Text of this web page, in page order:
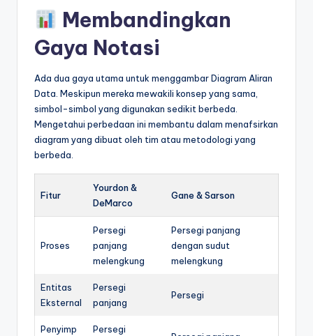
Membandingkan
Gaya Notasi
Ada dua gaya utama untuk menggambar Diagram Aliran
Data. Meskipun mereka mewakili konsep yang sama,
simbol-simbol yang digunakan sedikit berbeda.
Mengetahui perbedaan ini membantu dalam menafsirkan
diagram yang dibuat oleh tim atau metodologi yang
berbeda.
Fitur
Yourdon &
DeMarco
Gane & Sarson
Proses
Persegi
panjang
melengkung
Persegi panjang
dengan sudut
melengkung
Entitas
Eksternal
Persegi
panjang
Persegi
Penyimp
Persegi